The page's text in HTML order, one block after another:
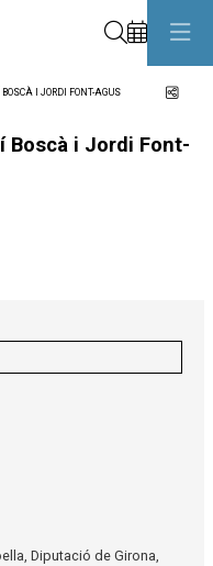
I JORDI FONT-AGUS
Boscà i Jordi Font-
Diputació de Girona,